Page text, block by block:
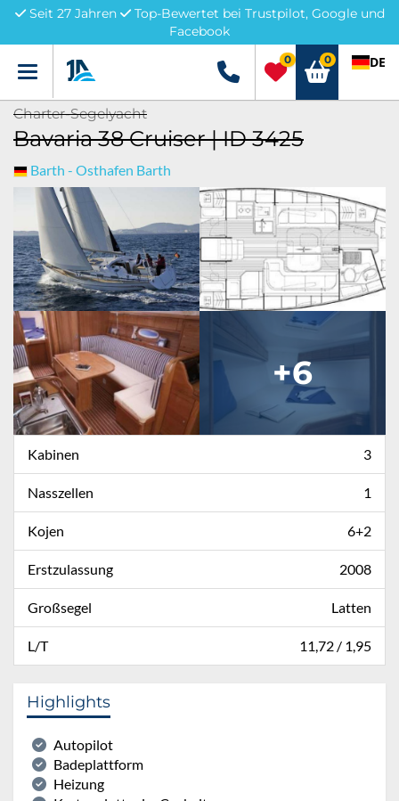
Seit 27 Jahren
Top-Bewertet bei Trustpilot, Google und
Facebook
Menü +49 5741 3222690
0 0 DE
Charter-Segelyacht
Bavaria 38 Cruiser | ID 3425
Barth - Osthafen Barth
+6
Kabinen 3
Nasszellen 1
Kojen 6+2
Erstzulassung 2008
Großsegel Latten
L/T 11,72 / 1,95
Highlights
Autopilot
Badeplattform
Heizung